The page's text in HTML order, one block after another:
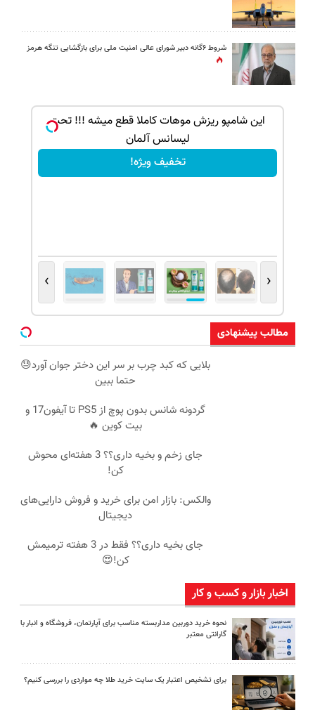
شروط ۶گانه دبیر شورای عالی امنیت ملی برای بازگشایی تنگه هرمز
این شامپو ریزش موهات کاملا قطع میشه !!! تحت
لیسانس آلمان
تخفیف ویژه!
‹
›
مطالب پیشنهادی
بلایی که کبد چرب بر سر این دختر جوان آورد😓
حتما ببین
گردونه شانس بدون پوچ از PS5 تا آیفون17 و
بیت کوین 🔥
جای زخم و بخیه داری؟؟ 3 هفته‌ای محوش
کن!
والکس: بازار امن برای خرید و فروش دارایی‌های
دیجیتال
جای بخیه داری؟؟ فقط در 3 هفته ترمیمش
کن!😍
اخبار بازار و کسب و کار
نحوه خرید دوربین مداربسته مناسب برای آپارتمان، فروشگاه و انبار با
گارانتی معتبر
برای تشخیص اعتبار یک سایت خرید طلا چه مواردی را بررسی کنیم؟